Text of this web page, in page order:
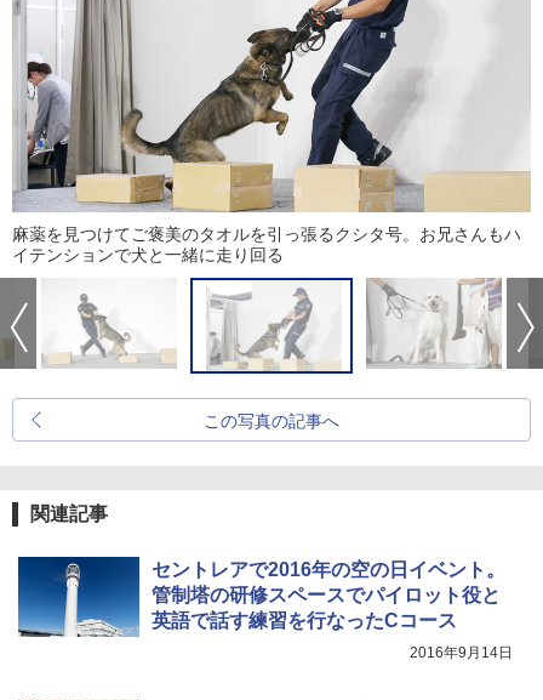
麻薬を見つけてご褒美のタオルを引っ張るクシタ号。お兄さんもハ
イテンションで犬と一緒に走り回る
この写真の記事へ
関連記事
セントレアで2016年の空の日イベント。
管制塔の研修スペースでパイロット役と
英語で話す練習を行なったCコース
2016年9月14日